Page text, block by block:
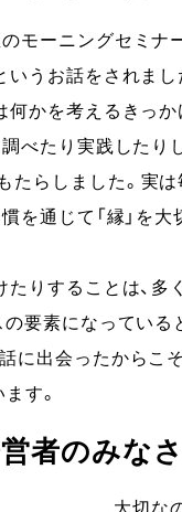
モーニングセミナ
いうお話をされま
何かを考えるきっか
調べたり実践した
らしました。実
を通じて「縁」を
たりすることは、
の要素になってい
に出会ったからこ
す。
者のみな
大切な